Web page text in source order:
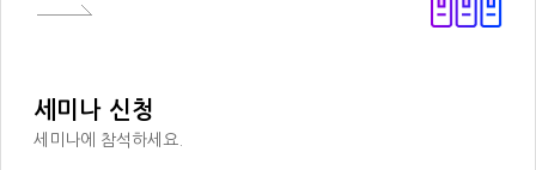
세미나 신청
세미나에 참석하세요.